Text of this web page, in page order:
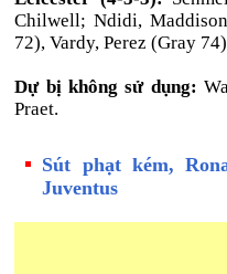
Chilwell; Ndidi,
72), Vardy, Perez (Gray
Dự bị không sử dụng:
Praet.
Sút phạt kém,
Juventus